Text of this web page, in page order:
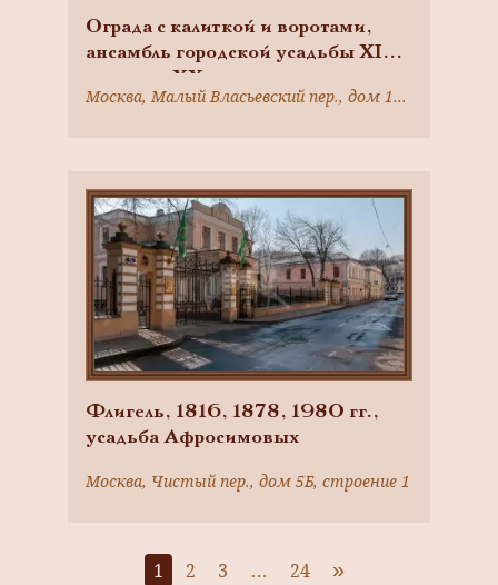
Ограда с калиткой и воротами,
ансамбль городской усадьбы XIX
— начало XX вв.
Москва, Малый Власьевский пер., дом 12, строение 1
Флигель, 1816, 1878, 1980 гг.,
усадьба Афросимовых
Москва, Чистый пер., дом 5Б, строение 1
1 2 3 … 24 »